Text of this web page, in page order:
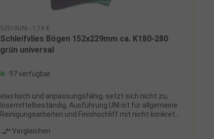
52510UNI - 1,19 €
Schleifvlies Bögen 152x229mm ca. K180-280
grün universal
97 verfügbar
elastisch und anpassungsfähig, setzt sich nicht zu,
lösemittelbeständig, Ausführung UNI ist für allgemeine
Reinigungsarbeiten und Finishschliff mit nicht konkret
Vergleichen